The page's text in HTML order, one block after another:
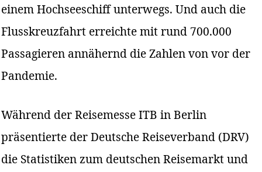
einem Hochseeschiff unterwegs. Und auch die
Flusskreuzfahrt erreichte mit rund 700.000
Passagieren annähernd die Zahlen von vor der
Pandemie.
Während der Reisemesse ITB in Berlin
präsentierte der Deutsche Reiseverband (DRV)
die Statistiken zum deutschen Reisemarkt und